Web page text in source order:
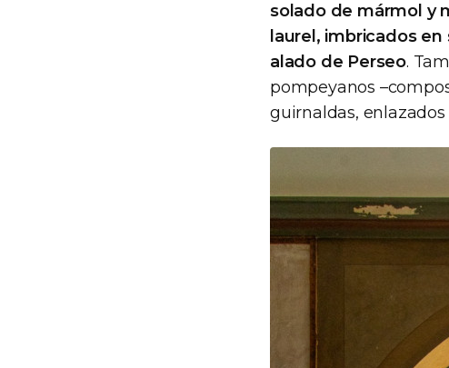
solado de mármol y
laurel, imbricados
alado de Perseo.
pompeyanos
guirnaldas,